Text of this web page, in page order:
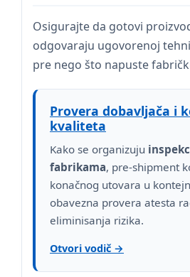
Osigurajte da gotovi
odgovaraju ugovorenoj
pre nego što napuste
Provera dobavljača i
kvaliteta
Kako se organizuju
fabrikama, pre-shipment
konačnog utovara u
obavezna provera atesta
eliminisanja rizika.
Otvori vodič →